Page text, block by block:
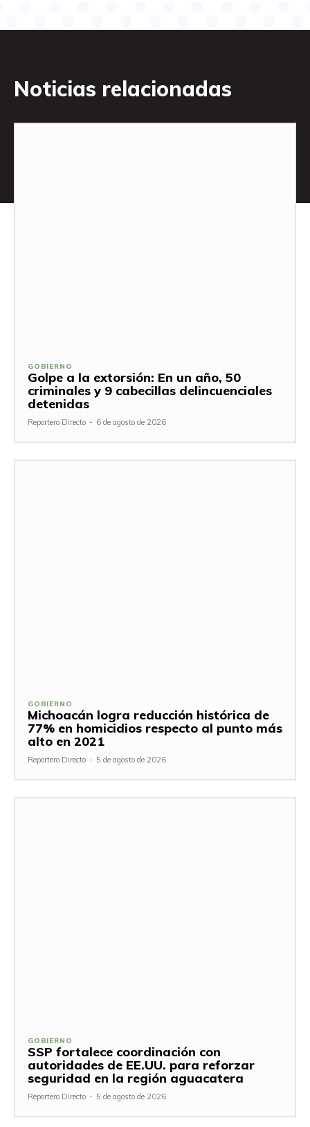
Noticias relacionadas
GOBIERNO
Golpe a la extorsión: En un año, 50
criminales y 9 cabecillas delincuenciales
detenidas
Reportero Directo - 6 de agosto de 2026
GOBIERNO
Michoacán logra reducción histórica de
77% en homicidios respecto al punto más
alto en 2021
Reportero Directo - 5 de agosto de 2026
GOBIERNO
SSP fortalece coordinación con
autoridades de EE.UU. para reforzar
seguridad en la región aguacatera
Reportero Directo - 5 de agosto de 2026